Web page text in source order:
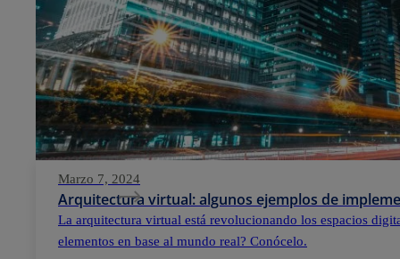
Marzo 7, 2024
Arquitectura virtual: algunos ejemplos de
La arquitectura virtual está revolucionando los espacios
elementos en base al mundo real? Conócelo.